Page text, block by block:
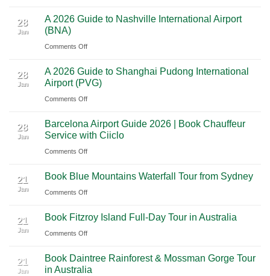
Through
National
The
Cultural
Across
Southern
Mexico
Mexico
Highlights:
Luxury
Travel
Journey
Playa
del
Carmen
Tulum
28
Jan
A 2026 Guide to Nashville International Airport
(BNA)
Comments Offon
2026
Guide
to
International
Airport
(BNA)
28
Jan
A 2026 Guide to Shanghai Pudong International
Airport (PVG)
Comments Offon
2026
Guide
to
Pudong
International
(PVG)
28
Jan
Barcelona Airport Guide 2026 | Book Chauffeur
Service with Ciiclo
Comments Offon
Airport
Guide
|
Book
Service
with
21
Jan
Book Blue Mountains Waterfall Tour from Sydney
Comments Offon
Blue
Mountains
Tour
from
21
Jan
Book Fitzroy Island Full-Day Tour in Australia
Comments Offon
Fitzroy
Island
21
Jan
Book Daintree Rainforest & Mossman Gorge Tour
in Australia